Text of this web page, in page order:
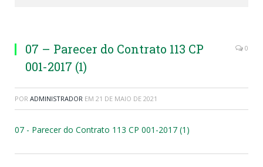
07 – Parecer do Contrato 113 CP
001-2017 (1)
0
POR ADMINISTRADOR EM 21 DE MAIO DE 2021
07 - Parecer do Contrato 113 CP 001-2017 (1)